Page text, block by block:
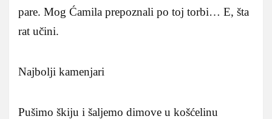
pare. Mog Ćamila prepoznali po toj torbi… E, šta
rat učini.
Najbolji kamenjari
Pušimo škiju i šaljemo dimove u košćelinu